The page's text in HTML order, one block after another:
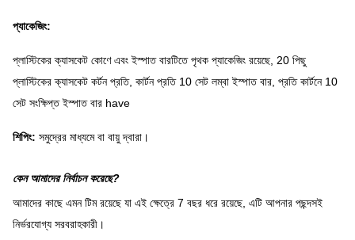
প্যাকেজিং:
প্লাস্টিকের ক্যাসকেট কোণে এবং ইস্পাত বারটিতে পৃথক প্যাকেজিং রয়েছে, 20 পিছু
প্লাস্টিকের ক্যাসকেট কর্টন প্রতি, কার্টন প্রতি 10 সেট লম্বা ইস্পাত বার, প্রতি কার্টনে 10
সেট সংক্ষিপ্ত ইস্পাত বার have
শিপিং: সমুদ্রের মাধ্যমে বা বায়ু দ্বারা।
কেন আমাদের নির্বাচন করেছে?
আমাদের কাছে এমন টিম রয়েছে যা এই ক্ষেত্রে 7 বছর ধরে রয়েছে, এটি আপনার পছন্দসই
নির্ভরযোগ্য সরবরাহকারী।